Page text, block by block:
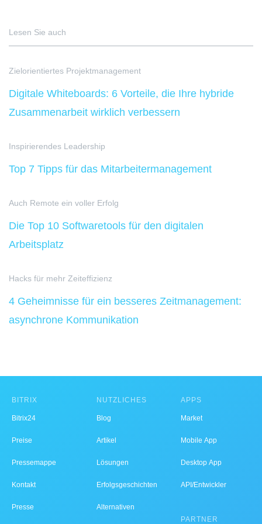
Lesen Sie auch
Zielorientiertes Projektmanagement
Digitale Whiteboards: 6 Vorteile, die Ihre hybride
Zusammenarbeit wirklich verbessern
Inspirierendes Leadership
Top 7 Tipps für das Mitarbeitermanagement
Auch Remote ein voller Erfolg
Die Top 10 Softwaretools für den digitalen
Arbeitsplatz
Hacks für mehr Zeiteffizienz
4 Geheimnisse für ein besseres Zeitmanagement:
asynchrone Kommunikation
BITRIX
Bitrix24
Preise
Pressemappe
Kontakt
Presse
NÜTZLICHES
Blog
Artikel
Lösungen
Erfolgsgeschichten
Alternativen
APPS
Market
Mobile App
Desktop App
API/Entwickler
PARTNER